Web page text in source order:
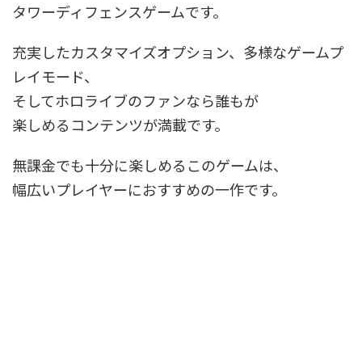
タワーディフェンスゲームです。
充実したカスタマイズオプション、多様なゲームプ
レイモード、
そしてホロライブのファンなら誰もが
楽しめるコンテンツが満載です。
無課金でも十分に楽しめるこのゲームは、
幅広いプレイヤーにおすすめの一作です。